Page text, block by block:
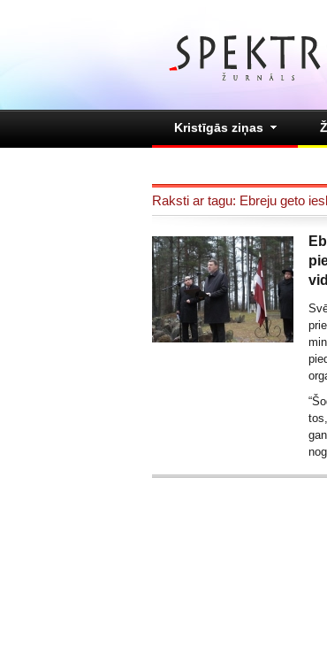
Kristīgās ziņas
Raksti ar tagu: Ebreju geto